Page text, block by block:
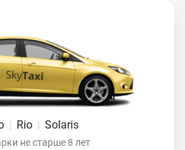
| Rio | Solaris
не старше 8 лет